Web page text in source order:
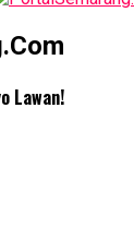
Lawan!